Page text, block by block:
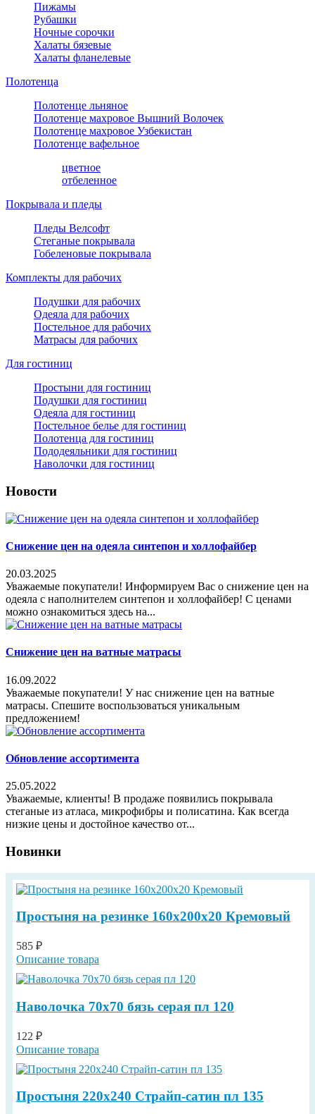
Пижамы
Рубашки
Ночные сорочки
Халаты бязевые
Халаты фланелевые
Полотенца
Полотенце льняное
Полотенце махровое Вышний Волочек
Полотенце махровое Узбекистан
Полотенце вафельное
цветное
отбеленное
Покрывала и пледы
Пледы Велсофт
Стеганые покрывала
Гобеленовые покрывала
Комплекты для рабочих
Подушки для рабочих
Одеяла для рабочих
Постельное для рабочих
Матрасы для рабочих
Для гостиниц
Простыни для гостиниц
Подушки для гостиниц
Одеяла для гостиниц
Постельное белье для гостиниц
Полотенца для гостиниц
Пододеяльники для гостиниц
Наволочки для гостиниц
Новости
Снижение цен на одеяла синтепон и холлофайбер
20.03.2025
Уважаемые покупатели! Информируем Вас о снижение цен на
одеяла с наполнителем синтепон и холлофайбер! С ценами
можно ознакомиться здесь на...
Снижение цен на ватные матрасы
16.09.2022
Уважаемые покупатели! У нас снижение цен на ватные
матрасы. Спешите воспользоваться уникальным
предложением!
Обновление ассортимента
25.05.2022
Уважаемые, клиенты! В продаже появились покрывала
стеганые из атласа, микрофибры и полисатина. Как всегда
низкие цены и достойное качество от...
Новинки
Простыня на резинке 160х200х20 Кремовый
585 ₽
Описание товара
Наволочка 70х70 бязь серая пл 120
122 ₽
Описание товара
Простыня 220х240 Страйп-сатин пл 135